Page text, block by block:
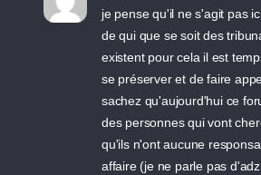
je pense qu'il ne s'agit pas
de qui que se soit des
existent pour cela il est
se préserver et de faire
sachez qu'aujourd'hui ce
des personnes qui vont
qu'ils n'ont aucune
affaire (je ne parle pas